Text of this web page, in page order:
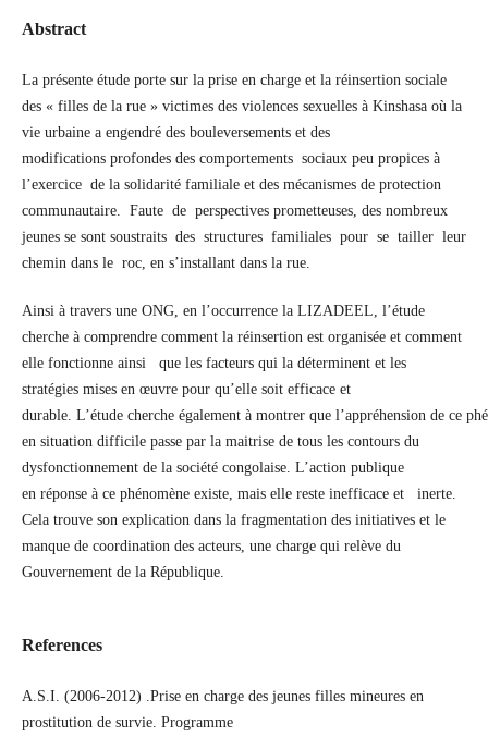
Abstract
La présente étude porte sur la prise en charge et la réinsertion sociale
des « filles de la rue » victimes des violences sexuelles à Kinshasa où la
vie urbaine a engendré des bouleversements et des
modifications profondes des comportements sociaux peu propices à
l’exercice de la solidarité familiale et des mécanismes de protection
communautaire. Faute de perspectives prometteuses, des nombreux
jeunes se sont soustraits des structures familiales pour se tailler leur
chemin dans le roc, en s’installant dans la rue.
Ainsi à travers une ONG, en l’occurrence la LIZADEEL, l’étude
cherche à comprendre comment la réinsertion est organisée et comment
elle fonctionne ainsi que les facteurs qui la déterminent et les
stratégies mises en œuvre pour qu’elle soit efficace et
durable. L’étude cherche également à montrer que l’appréhension de ce
en situation difficile passe par la maitrise de tous les contours du
dysfonctionnement de la société congolaise. L’action publique
en réponse à ce phénomène existe, mais elle reste inefficace et inerte.
Cela trouve son explication dans la fragmentation des initiatives et le
manque de coordination des acteurs, une charge qui relève du
Gouvernement de la République.
References
A.S.I. (2006-2012) .Prise en charge des jeunes filles mineures en
prostitution de survie. Programme